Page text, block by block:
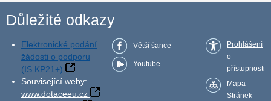
Důležité odkazy
Elektronické podání
žádosti o podporu
(IS KP21+)
Související weby:
www.dotaceeu.cz
Větší šance
Youtube
Prohlášení
o
přístupnosti
Mapa
Stránek